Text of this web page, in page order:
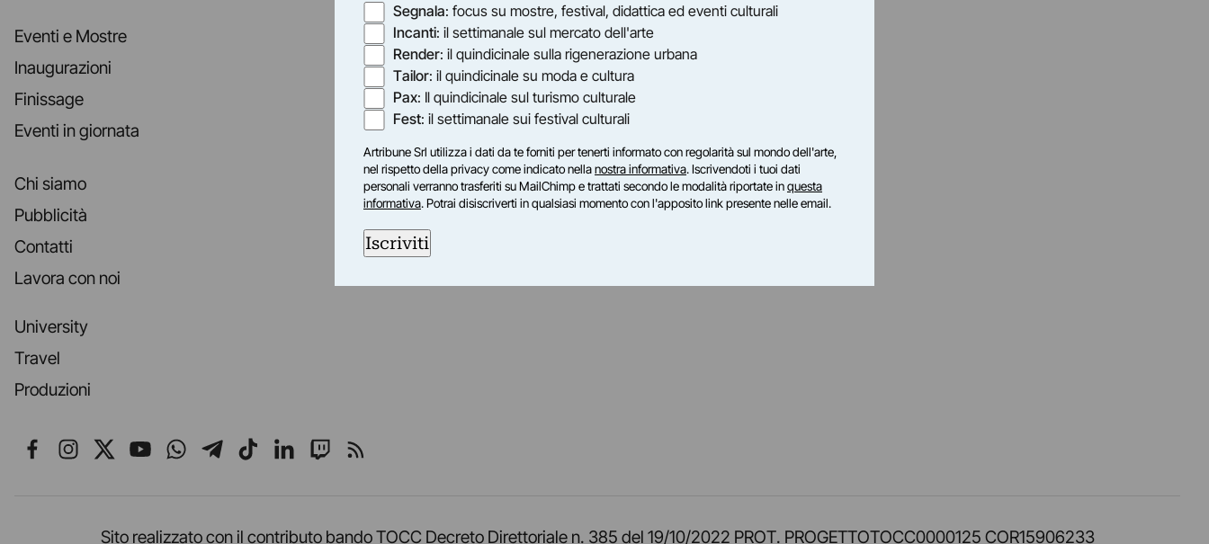
Eventi e Mostre
Inaugurazioni
Finissage
Eventi in giornata
Chi siamo
Pubblicità
Contatti
Lavora con noi
University
Travel
Produzioni
Seguici su Facebook
Seguici su Instagram
Seguici su X
Seguici su YouTube
Seguici su WhatsApp
Seguici su Telegram
Seguici su TikTok
Seguici su LinkedIn
Seguici su Twitch
Seguici su Rss
Sito realizzato con il contributo bando TOCC Decreto Direttoriale n. 385 del 19/10/2022 PROT. PROGETTOTOCC0000125 COR15906233
Segnala: focus su mostre, festival, didattica ed eventi culturali
Incanti: il settimanale sul mercato dell'arte
Render: il quindicinale sulla rigenerazione urbana
Tailor: il quindicinale su moda e cultura
Pax: Il quindicinale sul turismo culturale
Fest: il settimanale sui festival culturali
Artribune Srl utilizza i dati da te forniti per tenerti informato con regolarità sul mondo dell'arte,
nel rispetto della privacy come indicato nellanostra informativa. Iscrivendoti i tuoi dati
personali verranno trasferiti su MailChimp e trattati secondo le modalità riportate inquesta
informativa. Potrai disiscriverti in qualsiasi momento con l'apposito link presente nelle email.
Iscriviti